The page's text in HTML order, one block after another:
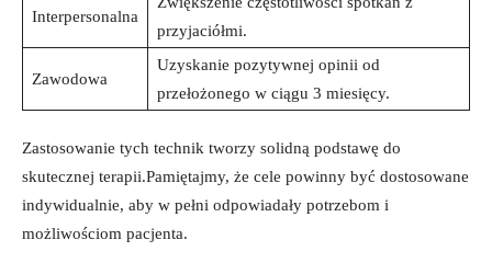
Interpersonalna
przyjaciółmi.
Zawodowa
Uzyskanie pozytywnej opinii od
przełożonego w ciągu 3 miesięcy.
Zastosowanie tych technik​ tworzy⁤ solidną‍ podstawę do⁤
skutecznej‍ terapii.Pamiętajmy, ⁣że ⁤cele powinny być dostosowane
indywidualnie, ‍aby w‍ pełni odpowiadały‍ potrzebom ‍i
‍możliwościom pacjenta.